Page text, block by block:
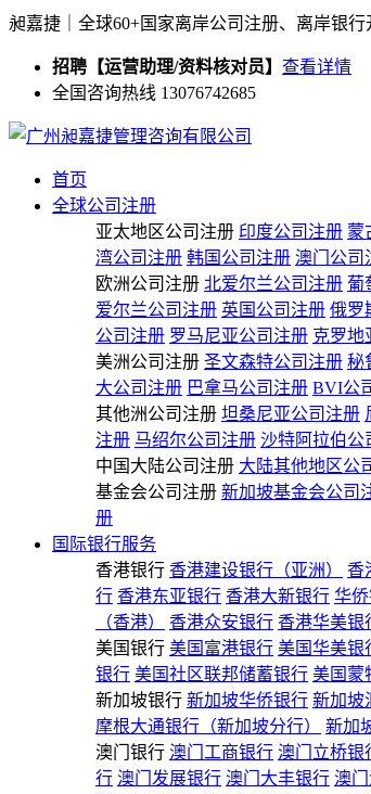
昶嘉捷｜全球60+国家离岸公司注册、离岸银
招聘【运营助理/资料核对员】 查看详情
全国咨询热线 13076742685
首页
全球公司注册
亚太地区公司注册 印度公司注册 蒙
湾公司注册 韩国公司注册 澳门公司
欧洲公司注册 北爱尔兰公司注册 葡
爱尔兰公司注册 英国公司注册 俄罗
公司注册 罗马尼亚公司注册 克罗地
美洲公司注册 圣文森特公司注册 秘
大公司注册 巴拿马公司注册 BVI公
其他洲公司注册 坦桑尼亚公司注册
注册 马绍尔公司注册 沙特阿拉伯公
中国大陆公司注册 大陆其他地区公
基金会公司注册 新加坡基金会公司
册
国际银行服务
香港银行 香港建设银行（亚洲） 香
行 香港东亚银行 香港大新银行 华侨
（香港）
香港众安银行 香港华美银
美国银行 美国富港银行 美国华美银
银行 美国社区联邦储蓄银行 美国蒙
新加坡银行 新加坡华侨银行 新加坡
摩根大通银行（新加坡分行）
新加
澳门银行 澳门工商银行 澳门立桥银
行 澳门发展银行 澳门大丰银行 澳